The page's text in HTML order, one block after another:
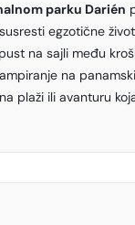
parku Darién
egzotične
na sajli među
na
plaži ili avanturu